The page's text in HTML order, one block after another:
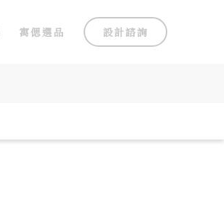
寓偲選品 設計諮詢